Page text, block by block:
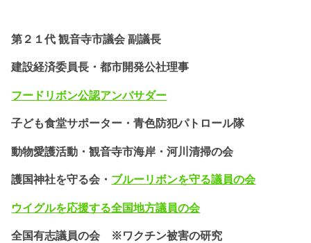
第２１代 観音寺市議会 副議長
建設経済委員長・都市開発公社理事
フードリボン公認アンバサダー
子ども食堂サポーター・青色防犯パトロール隊
動物愛護活動・観音寺市海岸・河川清掃の会
護国神社を守る会・ ブルーリボンを守る議員の会
ウイグルを応援する全国地方議員の会
全国有志議員の会 ※ワクチン被害の研究